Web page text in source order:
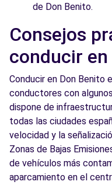
de Don Benito.
Consejos
conducir
Conducir en Don Benito
conductores con
dispone de
todas las ciudades
velocidad y la
Zonas de Bajas
de vehículos más
aparcamiento en el